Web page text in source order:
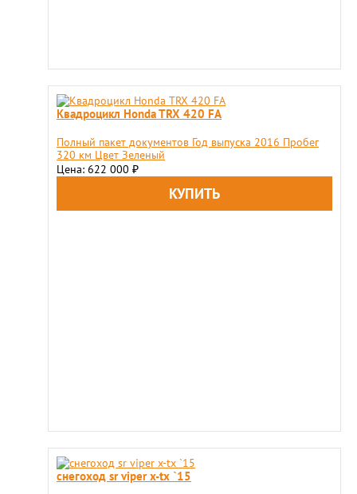
Квадроцикл Honda TRX 420 FA
Полный пакет документов Год выпуска 2016 Пробег
320 км Цвет Зеленый
Цена: 622 000 ₽
снегоход sr viper x-tx `15